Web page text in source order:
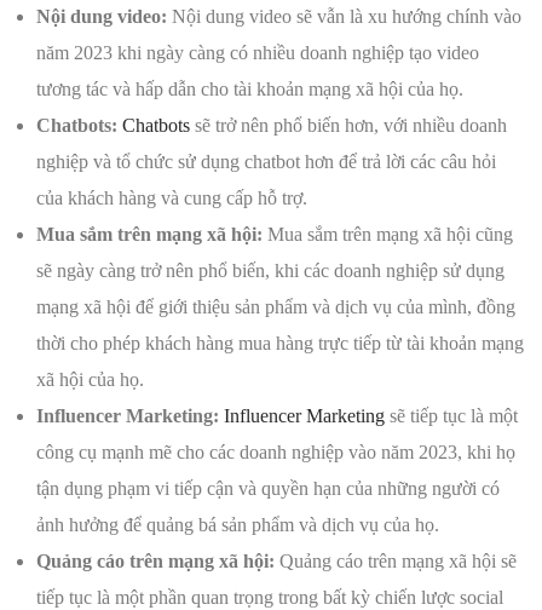
Nội dung video: Nội dung video sẽ vẫn là xu hướng chính vào
năm 2023 khi ngày càng có nhiều doanh nghiệp tạo video
tương tác và hấp dẫn cho tài khoản mạng xã hội của họ.
Chatbots: Chatbots sẽ trở nên phổ biến hơn, với nhiều doanh
nghiệp và tổ chức sử dụng chatbot hơn để trả lời các câu hỏi
của khách hàng và cung cấp hỗ trợ.
Mua sắm trên mạng xã hội: Mua sắm trên mạng xã hội cũng
sẽ ngày càng trở nên phổ biến, khi các doanh nghiệp sử dụng
mạng xã hội để giới thiệu sản phẩm và dịch vụ của mình, đồng
thời cho phép khách hàng mua hàng trực tiếp từ tài khoản mạng
xã hội của họ.
Influencer Marketing: Influencer Marketing sẽ tiếp tục là một
công cụ mạnh mẽ cho các doanh nghiệp vào năm 2023, khi họ
tận dụng phạm vi tiếp cận và quyền hạn của những người có
ảnh hưởng để quảng bá sản phẩm và dịch vụ của họ.
Quảng cáo trên mạng xã hội: Quảng cáo trên mạng xã hội sẽ
tiếp tục là một phần quan trọng trong bất kỳ chiến lược social